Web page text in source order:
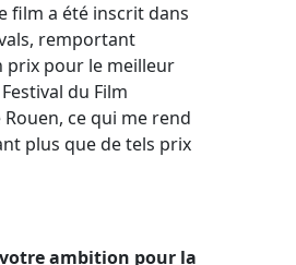
film a été inscrit dans
remportant
prix pour le meilleur
du Film
ce qui me rend
plus que de tels prix
ambition pour la